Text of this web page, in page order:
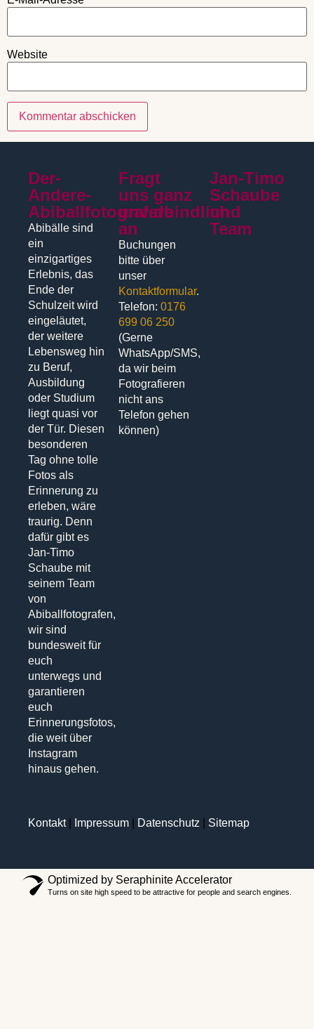
Website
Der-
Andere-
Abiballfotograf.de
Abibälle sind
ein
einzigartiges
Erlebnis, das
Ende der
Schulzeit wird
eingeläutet,
der weitere
Lebensweg hin
zu Beruf,
Ausbildung
oder Studium
liegt quasi vor
der Tür. Diesen
besonderen
Tag ohne tolle
Fotos als
Erinnerung zu
erleben, wäre
traurig. Denn
dafür gibt es
Jan-Timo
Schaube mit
seinem Team
von
Abiballfotografen,
wir sind
bundesweit für
euch
unterwegs und
garantieren
euch
Erinnerungsfotos,
die weit über
Instagram
hinaus gehen.
Fragt
uns ganz
unverbindlich
an
Buchungen
bitte über
unser
Kontaktformular.
Telefon:0176
699 06 250
(Gerne
WhatsApp/SMS,
da wir beim
Fotografieren
nicht ans
Telefon gehen
können)
Jan-Timo
Schaube
und
Team
Kontakt| Impressum Datenschutz Sitemap
Optimized by Seraphinite Accelerator
Turns on site high speed to be attractive for people and search engines.